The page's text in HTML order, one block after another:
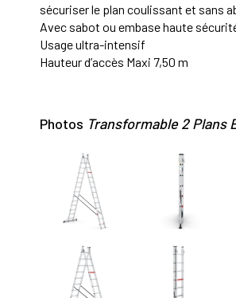
sécuriser le plan coulissant et sans
Avec sabot ou embase haute
Usage ultra-intensif
Hauteur d’accès Maxi 7,50 m
Photos Transformable 2 Plans